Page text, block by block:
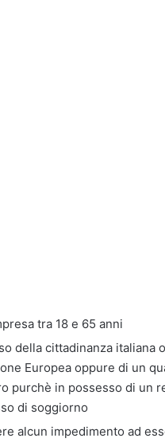
tra 18 e 65 anni
della cittadinanza italiana
Europea oppure di un
purchè in possesso di un
di soggiorno
alcun impedimento ad